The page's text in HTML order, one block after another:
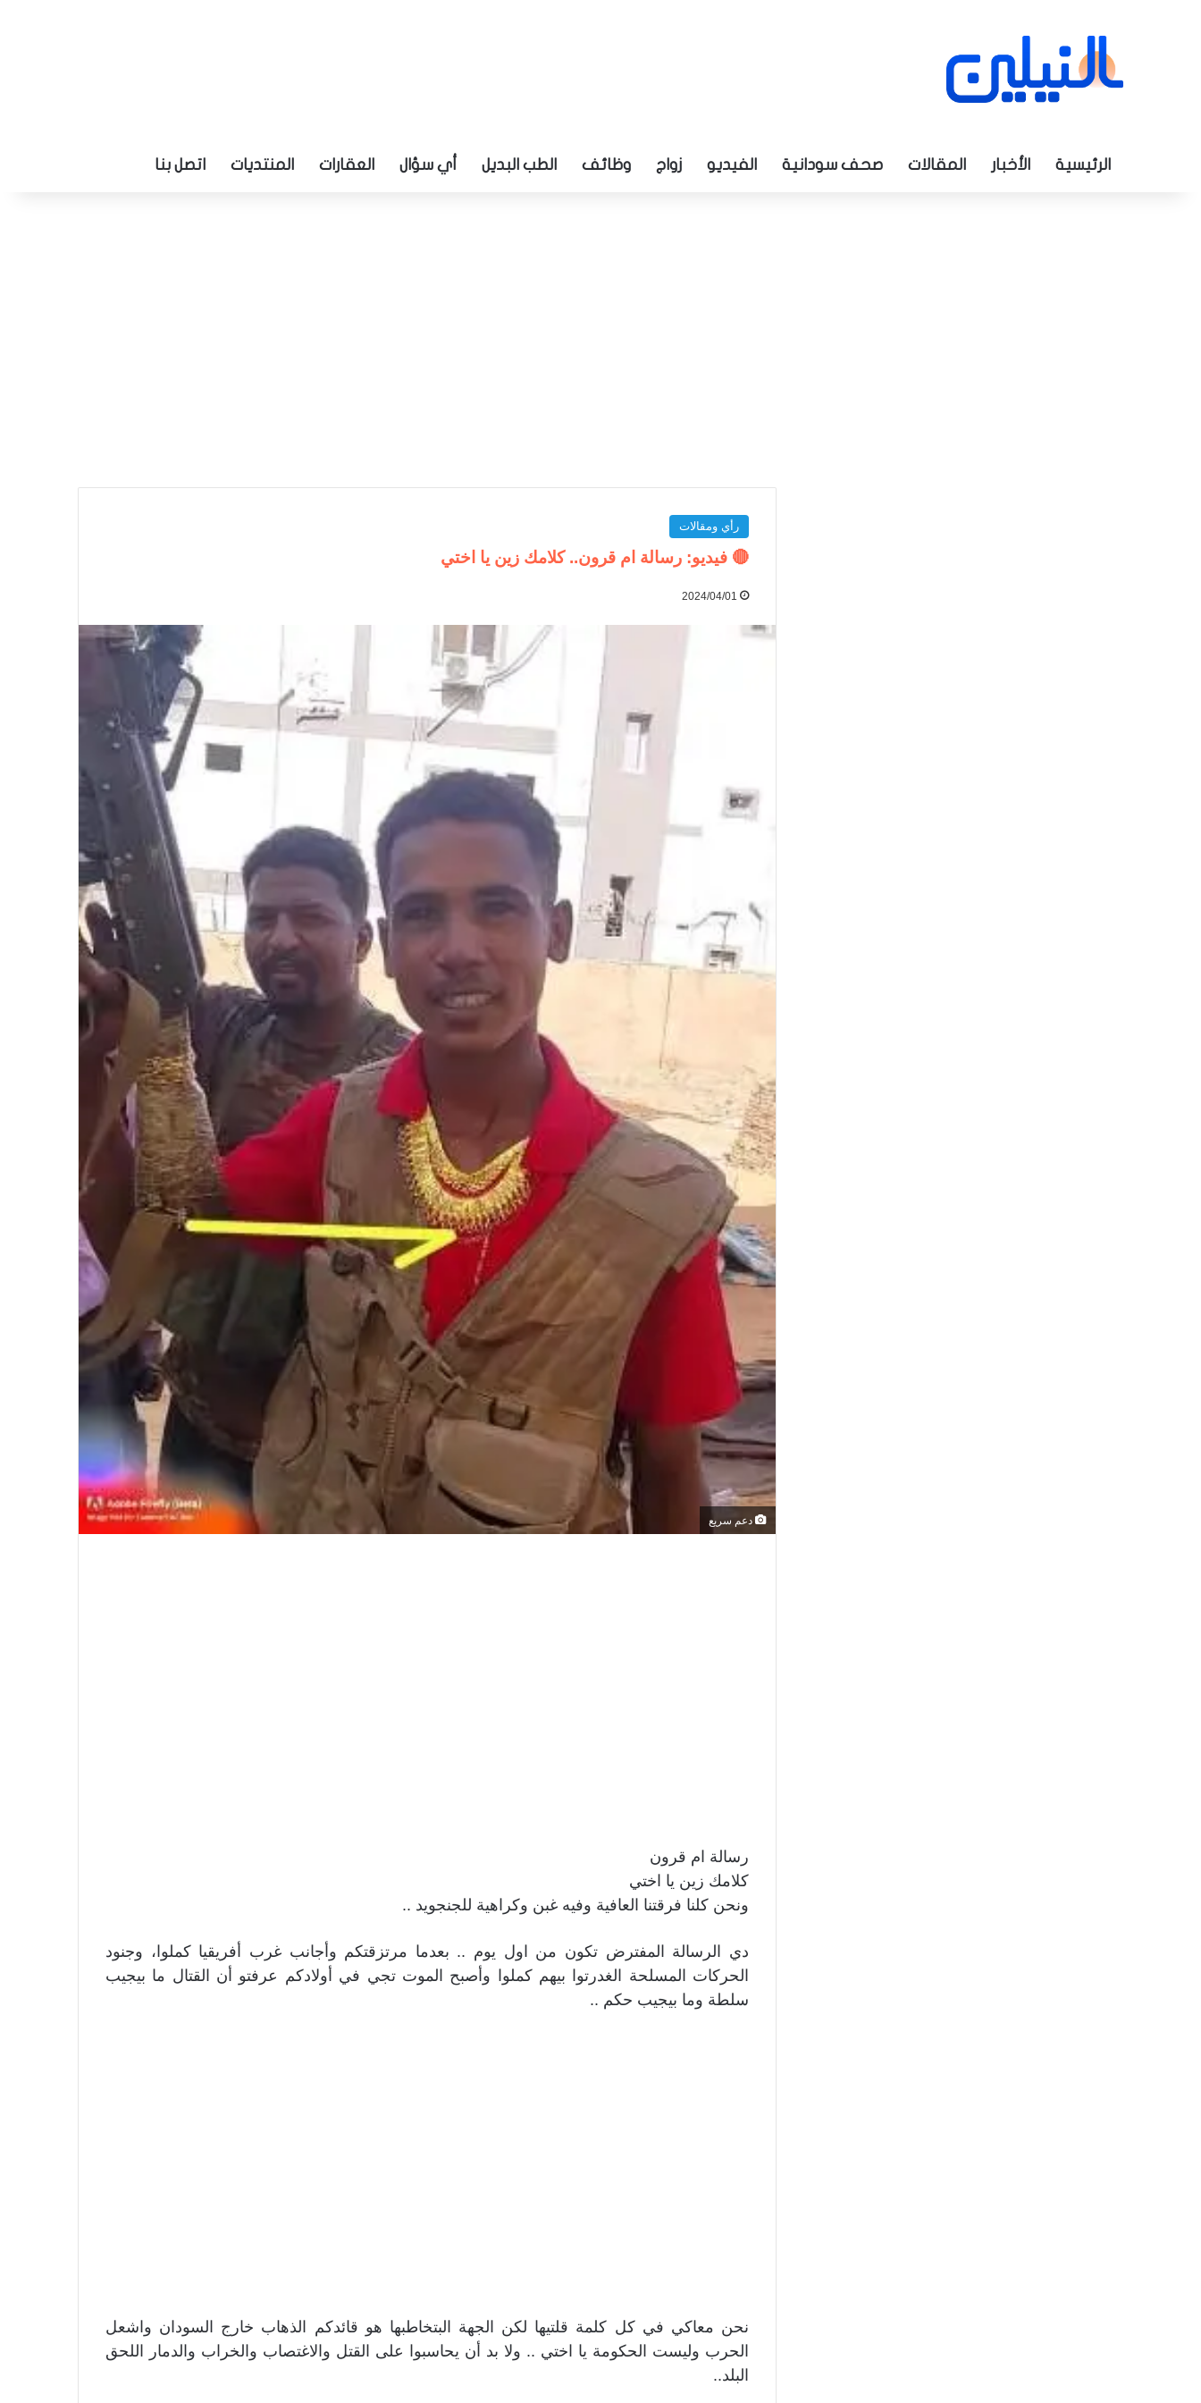
الرئيسية الأخبار المقالات صحف سودانية الفيديو زواج وظائف الطب البديل أي سؤال العقارات المنتديات اتصل بنا
رأي ومقالات
🔴 فيديو: رسالة ام قرون.. كلامك زين يا اختي
2024/04/01
دعم سريع
رسالة ام قرون
كلامك زين يا اختي
ونحن كلنا فرقتنا العافية وفيه غبن وكراهية للجنجويد ..
دي الرسالة المفترض تكون من اول يوم .. بعدما مرتزقتكم وأجانب غرب أفريقيا كملوا، وجنود
الحركات المسلحة الغدرتوا بيهم كملوا وأصبح الموت تجي في أولادكم عرفتو أن القتال ما بيجيب
سلطة وما بيجيب حكم ..
نحن معاكي في كل كلمة قلتيها لكن الجهة البتخاطبها هو قائدكم الذهاب خارج السودان واشعل
الحرب وليست الحكومة يا اختي .. ولا بد أن يحاسبوا على القتل والاغتصاب والخراب والدمار اللحق
البلد..